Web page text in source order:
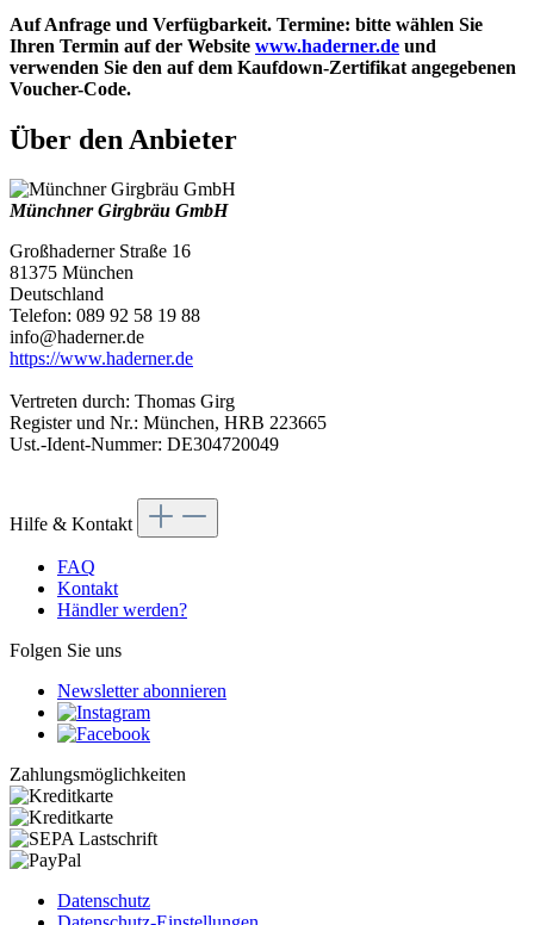
Auf Anfrage und Verfügbarkeit. Termine: bitte wählen Sie
Ihren Termin auf der Website www.haderner.de und
verwenden Sie den auf dem Kaufdown-Zertifikat angegebenen
Voucher-Code.
Über den Anbieter
Münchner Girgbräu GmbH
Großhaderner Straße 16
81375 München
Deutschland
Telefon: 089 92 58 19 88
info@haderner.de
https://www.haderner.de
Vertreten durch: Thomas Girg
Register und Nr.: München, HRB 223665
Ust.-Ident-Nummer: DE304720049
Hilfe & Kontakt
FAQ
Kontakt
Händler werden?
Folgen Sie uns
Newsletter abonnieren
Zahlungsmöglichkeiten
Datenschutz